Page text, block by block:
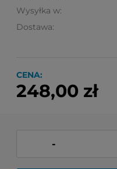
Wysyłka w:
Dostawa:
Cena nie zawiera
CENA:
248,00 zł
-